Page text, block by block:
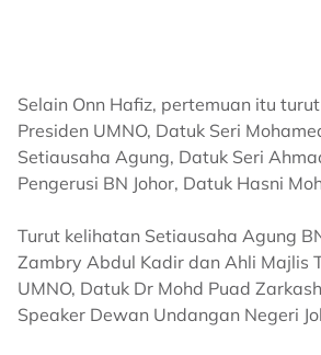
Selain Onn Hafiz, pertemuan itu
Presiden UMNO, Datuk Seri
Setiausaha Agung, Datuk Seri
Pengerusi BN Johor, Datuk Hasni
Turut kelihatan Setiausaha Agung
Zambry Abdul Kadir dan Ahli Majlis
UMNO, Datuk Dr Mohd Puad
Speaker Dewan Undangan Negeri